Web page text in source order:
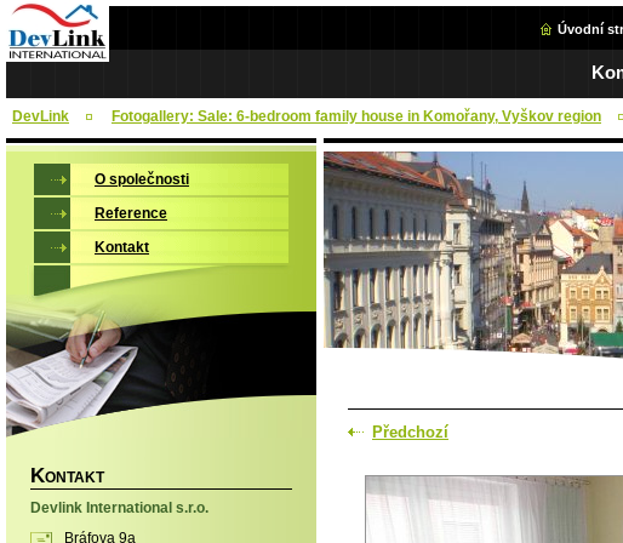
Úvodní
DevLink Fotogallery: Sale: 6-bedroom family house in Komořany, Vyškov region
Předchozí
O společnosti
Reference
Kontakt
KONTAKT
Devlink International s.r.o.
Bráfova 9a